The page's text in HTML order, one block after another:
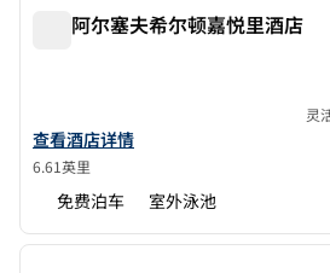
迪拜阿尔塞夫希尔顿嘉悦里酒店
查看希尔顿嘉悦里酒店迪拜Al Seef的详
查看酒店详情
6.61英里
灵
免费泊车 室外泳池
1/12